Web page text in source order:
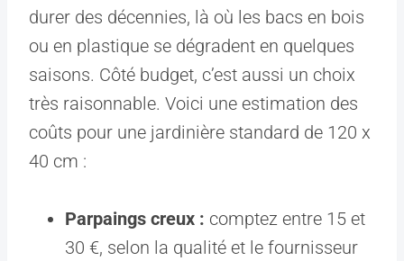
durer des décennies, là où les bacs en bois
ou en plastique se dégradent en quelques
saisons. Côté budget, c’est aussi un choix
très raisonnable. Voici une estimation des
coûts pour une jardinière standard de 120 x
40 cm :
Parpaings creux : comptez entre 15 et
30 €, selon la qualité et le fournisseur